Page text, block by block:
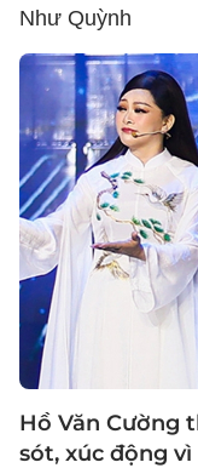
Như Quỳnh
Hồ Văn Cường
sót, xúc động